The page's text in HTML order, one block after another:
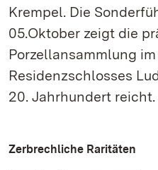
Krempel. Die
05.Oktober zeigt die
Porzellansammlung
Residenzschlosses
20. Jahrhundert reicht.
Zerbrechliche Raritäten